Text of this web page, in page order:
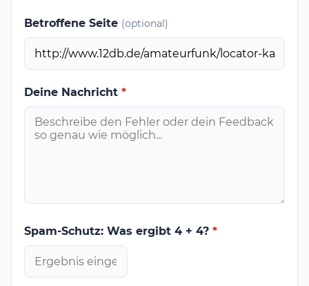
Betroffene Seite (optional)
Deine Nachricht *
Spam-Schutz: Was ergibt 4 + 4? *